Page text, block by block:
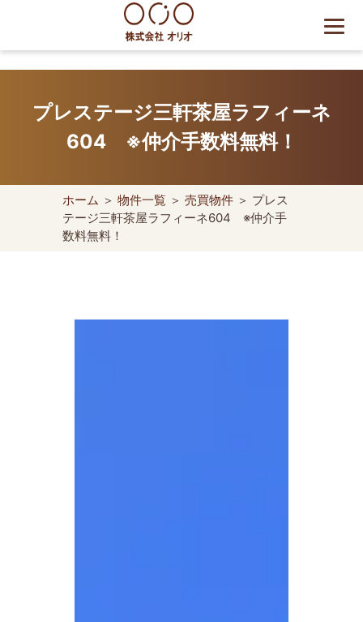
content
世田谷区の相続・空き家・借
却・買取は株式会社Orio
プレステージ三軒茶屋ラフィーネ
604 ※仲介手数料無料！
ホーム ＞ 物件一覧 ＞ 売買物件 ＞ プレス
テージ三軒茶屋ラフィーネ604 ※仲介手
数料無料！